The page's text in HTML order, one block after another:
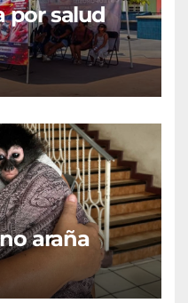
por salud
araña